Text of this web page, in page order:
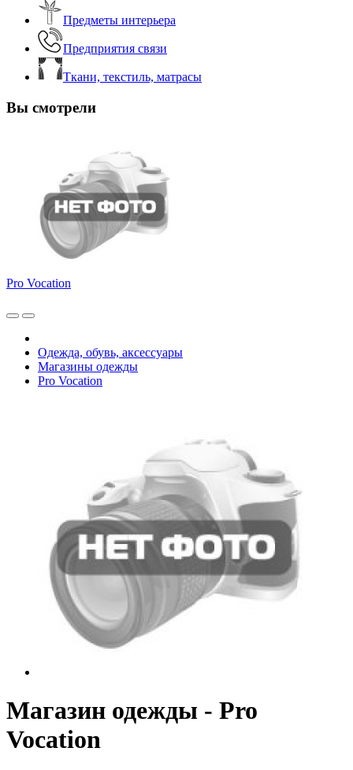
Предметы интерьера
Предприятия связи
Ткани, текстиль, матрасы
Вы смотрели
Pro Vocation
Одежда, обувь, аксессуары
Магазины одежды
Pro Vocation
Магазин одежды - Pro
Vocation